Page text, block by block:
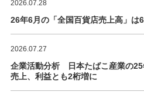
2026.07.28
26年6月の「全国百貨店売上高」は
2026.07.27
企業活動分析 日本たばこ産業の25
売上、利益とも2桁増に